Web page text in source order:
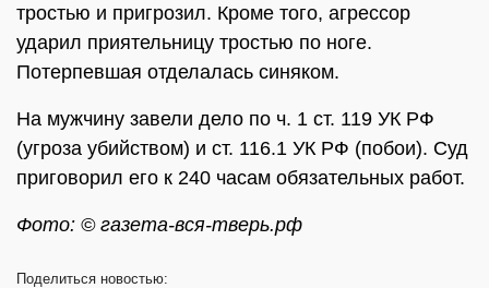
тростью и пригрозил. Кроме того, агрессор
ударил приятельницу тростью по ноге.
Потерпевшая отделалась синяком.
На мужчину завели дело по ч. 1 ст. 119 УК РФ
(угроза убийством) и ст. 116.1 УК РФ (побои). Суд
приговорил его к 240 часам обязательных работ.
Фото: © газета-вся-тверь.рф
Поделиться новостью: